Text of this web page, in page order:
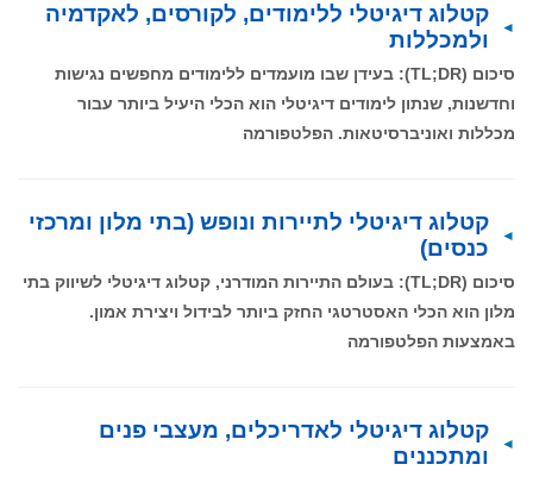
קטלוג דיגיטלי ללימודים, לקורסים, לאקדמיה
ולמכללות
סיכום (TL;DR): בעידן שבו מועמדים ללימודים מחפשים נגישות
וחדשנות, שנתון לימודים דיגיטלי הוא הכלי היעיל ביותר עבור
מכללות ואוניברסיטאות. הפלטפורמה
קטלוג דיגיטלי לתיירות ונופש (בתי מלון ומרכזי
כנסים)
סיכום (TL;DR): בעולם התיירות המודרני, קטלוג דיגיטלי לשיווק בתי
מלון הוא הכלי האסטרטגי החזק ביותר לבידול ויצירת אמון.
באמצעות הפלטפורמה
קטלוג דיגיטלי לאדריכלים, מעצבי פנים
ומתכננים